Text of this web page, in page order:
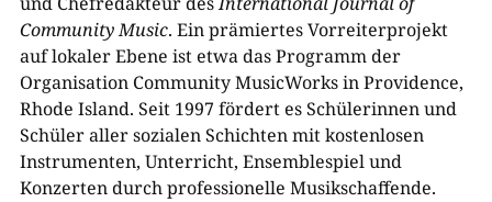
Community Music. Ein prämiertes Vorreiterprojekt
auf lokaler Ebene ist etwa das Programm der
Organisation Community MusicWorks in Providence,
Rhode Island. Seit 1997 fördert es Schülerinnen und
Schüler aller sozialen Schichten mit kostenlosen
Instrumenten, Unterricht, Ensemblespiel und
Konzerten durch professionelle Musikschaffende.